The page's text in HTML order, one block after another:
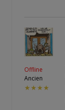
Offline
Ancien
★★★★